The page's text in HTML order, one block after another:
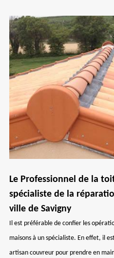
Le Professionnel de la
spécialiste de la
ville de Savigny
Il est préférable de confier les
maisons à un spécialiste. En effet, il
artisan couvreur pour prendre en